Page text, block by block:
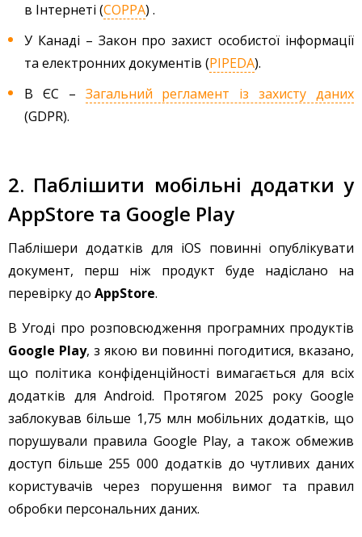
в Інтернеті (COPPA) .
У Канаді – Закон про захист особистої інформації
та електронних документів (PIPEDA).
В ЄС – Загальний регламент із захисту даних
(GDPR).
2. Паблішити мобільні додатки у
AppStore та Google Play
Паблішери додатків для iOS повинні опублікувати
документ, перш ніж продукт буде надіслано на
перевірку до AppStore.
В Угоді про розповсюдження програмних продуктів
Google Play, з якою ви повинні погодитися, вказано,
що політика конфіденційності вимагається для всіх
додатків для Android. Протягом 2025 року Google
заблокував більше 1,75 млн мобільних додатків, що
порушували правила Google Play, а також обмежив
доступ більше 255 000 додатків до чутливих даних
користувачів через порушення вимог та правил
обробки персональних даних.